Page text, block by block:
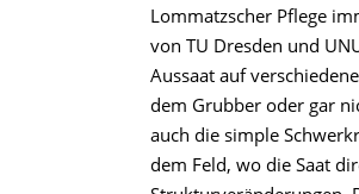
Lommatzscher Pflege
von TU Dresden und
Aussaat auf
dem Grubber oder gar
auch die simple
dem Feld, wo die Saat